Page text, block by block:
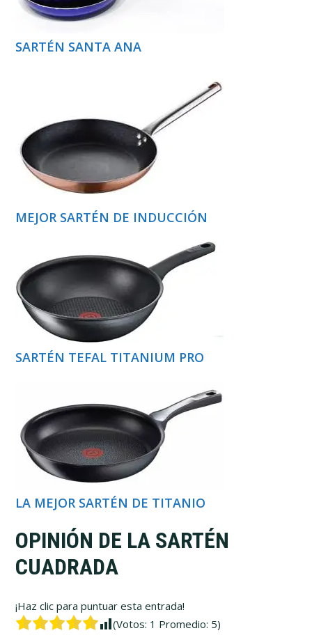
SARTÉN SANTA ANA
MEJOR SARTÉN DE INDUCCIÓN
SARTÉN TEFAL TITANIUM PRO
LA MEJOR SARTÉN DE TITANIO
OPINIÓN DE LA SARTÉN
CUADRADA
¡Haz clic para puntuar esta entrada!
(Votos: 1 Promedio: 5)